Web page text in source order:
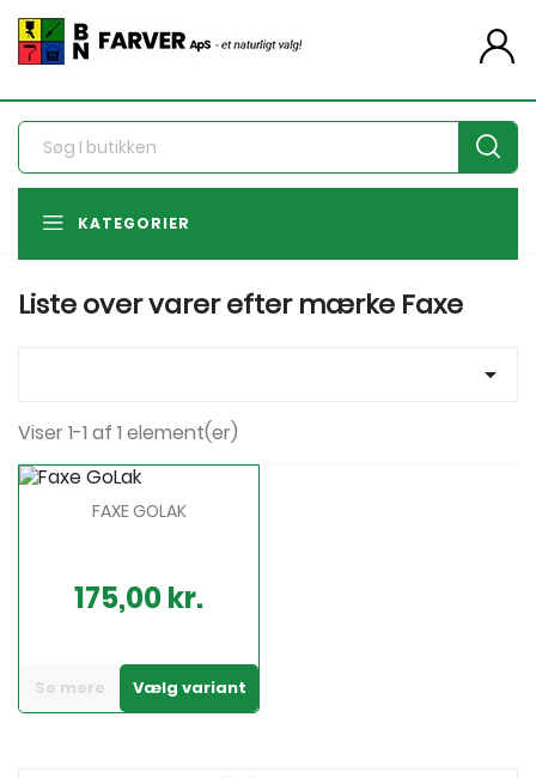
person
KATEGORIER
Liste over varer efter mærke Faxe

Viser 1-1 af 1 element(er)
FAXE GOLAK
175,00 kr.
Se mere Vælg variant